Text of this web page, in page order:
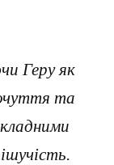
Геру як
та